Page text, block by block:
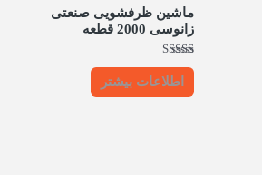
ماشین ظرفشویی صنعتی
زانوسی 2000 قطعه
امتیاز
5.00
از 5اطلاعات بیشتر